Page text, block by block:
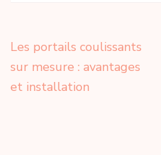
Les portails coulissants
sur mesure : avantages
et installation